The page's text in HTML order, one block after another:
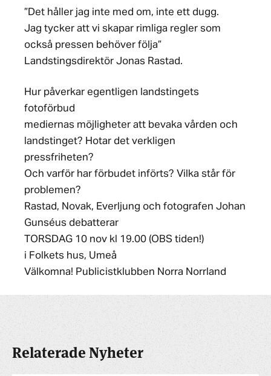
”Det håller jag inte med om, inte ett dugg.
Jag tycker att vi skapar rimliga regler som
också pressen behöver följa”
Landstingsdirektör Jonas Rastad.
Hur påverkar egentligen landstingets
fotoförbud
mediernas möjligheter att bevaka vården och
landstinget? Hotar det verkligen
pressfriheten?
Och varför har förbudet införts? Vilka står för
problemen?
Rastad, Novak, Everljung och fotografen Johan
Gunséus debatterar
TORSDAG 10 nov kl 19.00 (OBS tiden!)
i Folkets hus, Umeå
Välkomna! Publicistklubben Norra Norrland
Relaterade Nyheter